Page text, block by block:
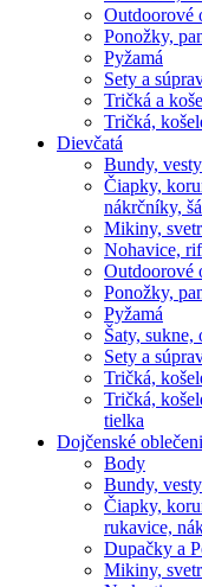
Outdoorové
Ponožky,
Pyžamá
Sety a
Tričká a
Tričká,
Dievčatá
Bundy, vesty
Čiapky,
nákrčníky,
Mikiny,
Nohavice,
Outdoorové
Ponožky,
Pyžamá
Šaty, sukne,
Sety a
Tričká,
Tričká,
tielka
Dojčenské
Body
Bundy, vesty
Čiapky,
rukavice,
Dupačky a
Mikiny,